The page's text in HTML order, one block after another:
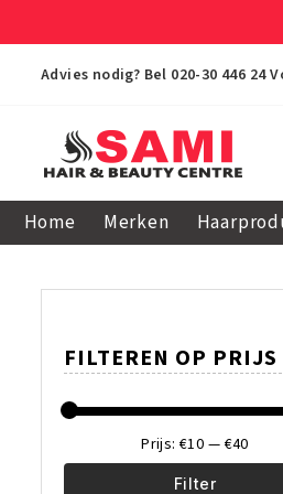
Advies nodig? Bel 020-30 446 24
Hair
Beauty
Home Merken
FILTEREN OP PRIJS
Filter
Prijs:€10 — €40